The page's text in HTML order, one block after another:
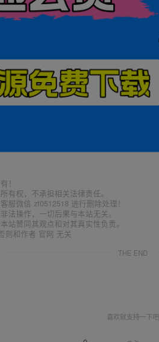
！
有权，不承担相关法律责任。
服微信 zt0512518 进行删除处理！
法操作，一切后果与本站无关。
站赞同其观点和对其真实性负责。
则和作者 官网 无关
THE END
喜欢就支持一下吧